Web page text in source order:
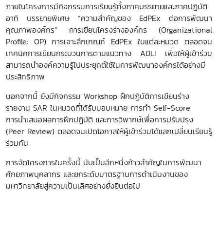
ภายในโครงการมีกิจกรรมการเรียนรู้ทั้งภาคบรรยายและภาคปฏิบัติ
อาทิ บรรยายพิเศษ “ความสำคัญของ EdPEx ต่อการพัฒนา
คุณภาพองค์กร” การเขียนโครงร่างองค์กร (Organizational
Profile: OP)การเจาะลึกเกณฑ์ EdPExในแต่ละหมวด ตลอดจน
เทคนิคการเขียนกระบวนการตามแนวทาง ADLI เพื่อให้ผู้เข้าร่วม
สามารถนำองค์ความรู้ไปประยุกต์ใช้ในการพัฒนาองค์กรได้อย่างมี
ประสิทธิภาพ
นอกจากนี้ ยังมีกิจกรรม Workshop ฝึกปฏิบัติการเขียนร่าง
รายงาน SAR ในหมวดที่ได้รับมอบหมาย การทำ Self-Score
การนำเสนอผลการฝึกปฏิบัติ และการวิพากษ์เพื่อการปรับปรุง
(Peer Review) ตลอดจนเปิดโอกาสให้ผู้เข้าร่วมได้แลกเปลี่ยนเรียนรู้
ร่วมกัน
การจัดโครงการในครั้งนี้ นับเป็นอีกหนึ่งก้าวสำคัญในการพัฒนา
ศักยภาพบุคลากร และยกระดับมาตรฐานการดำเนินงานของ
มหาวิทยาลัยสู่ความเป็นเลิศอย่างยั่งยืนต่อไป